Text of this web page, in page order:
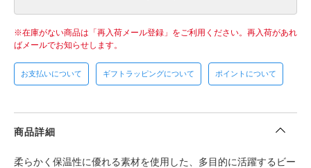
在庫がない商品は「再入荷メール登録」をご利用ください。 再入荷があれ
ばメールでお知らせします。
お支払いについて ギフトラッピングについて ポイントについて
商品詳細
柔らかく保温性に優れる素材を使用した、多目的に活躍するビー